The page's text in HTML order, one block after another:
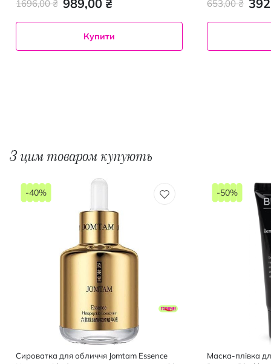
989,00 ₴
1696,00 ₴
Купити
653,00 ₴
З цим товаром купують
Сироватка для обличчя Jomtam Essence
-40%
Маска-плівка
-50%